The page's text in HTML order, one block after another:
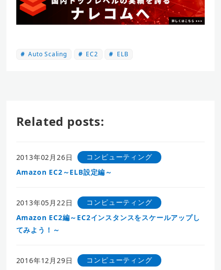
Auto Scaling EC2 ELB
Related posts:
2013年02月26日
コンピューティング
Amazon EC2～ELB設定編～
2013年05月22日
コンピューティング
Amazon EC2編～EC2インスタンスをスケールアップし
てみよう！～
2016年12月29日
コンピューティング